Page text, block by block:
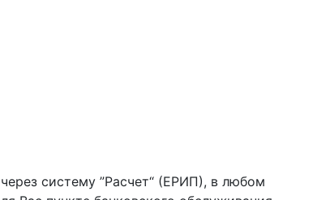
систему ”Расчет“ (ЕРИП), в любом